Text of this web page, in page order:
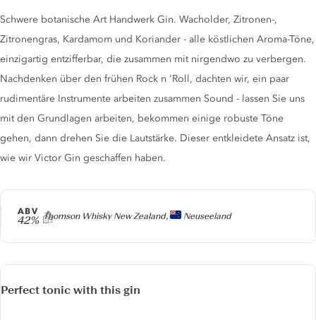
Producer
Thomson Whisky New Zealand, Neuseeland
ABV
42%
Gin description
Schwere botanische Art Handwerk Gin. Wacholder, Zitronen-,
Zitronengras, Kardamom und Koriander - alle köstlichen Aroma-Töne,
einzigartig entzifferbar, die zusammen mit nirgendwo zu verbergen.
Nachdenken über den frühen Rock n 'Roll, dachten wir, ein paar
rudimentäre Instrumente arbeiten zusammen Sound - lassen Sie uns
mit den Grundlagen arbeiten, bekommen einige robuste Töne
gehen, dann drehen Sie die Lautstärke. Dieser entkleidete Ansatz ist,
wie wir Victor Gin geschaffen haben.
Perfect tonic with this gin